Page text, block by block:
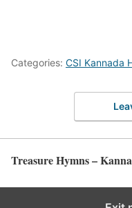
Categories: CSI Kannada
Treasure Hymns –